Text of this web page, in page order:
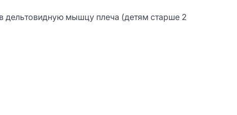
дельтовидную мышцу плеча (детям старше 2